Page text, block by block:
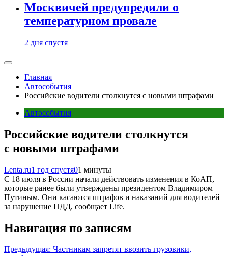
Москвичей предупредили о
температурном провале
2 дня спустя
Главная
Автособытия
Российские водители столкнутся с новыми штрафами
Автособытия
Российские водители столкнутся
с новыми штрафами
Lenta.ru1 год спустя01 минуты
С 18 июля в России начали действовать изменения в КоАП,
которые ранее были утверждены президентом Владимиром
Путиным. Они касаются штрафов и наказаний для водителей
за нарушение ПДД, сообщает Life.
Навигация по записям
Предыдущая: Частникам запретят ввозить грузовики,